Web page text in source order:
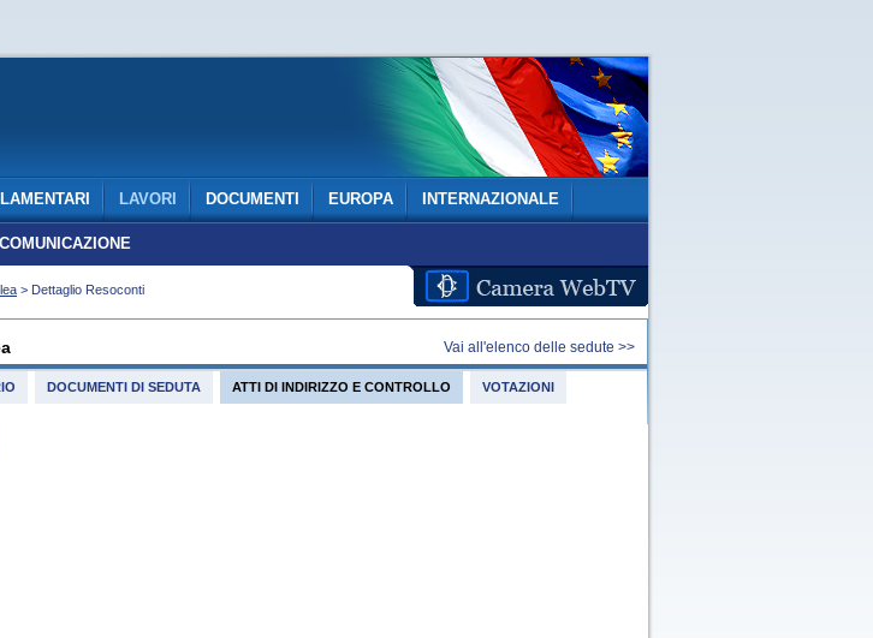
LAVORI DOCUMENTI EUROPA INTERNAZIONALE
COMUNICAZIONE
> Dettaglio Resoconti
Vai all'elenco delle sedute >>
DOCUMENTI DI SEDUTA ATTI DI INDIRIZZO E CONTROLLO VOTAZIONI